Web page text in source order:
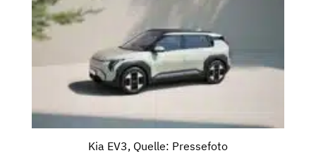
Kia EV3, Quelle: Pressefoto